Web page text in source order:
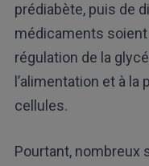
prédiabète, puis de
médicaments
régulation de la
l’alimentation et à la
cellules.
Pourtant, nombreux